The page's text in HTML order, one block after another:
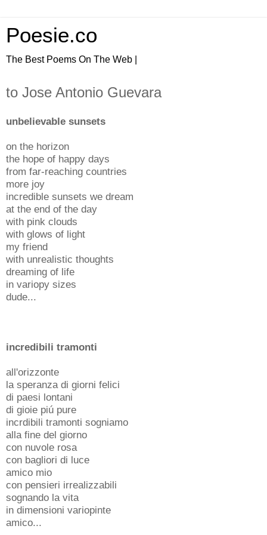
Poesie.co
The Best Poems On The Web |
to Jose Antonio Guevara
unbelievable sunsets
on the horizon
the hope of happy days
from far-reaching countries
more joy
incredible sunsets we dream
at the end of the day
with pink clouds
with glows of light
my friend
with unrealistic thoughts
dreaming of life
in variopy sizes
dude...
incredibili tramonti
all'orizzonte
la speranza di giorni felici
di paesi lontani
di gioie piú pure
incrdibili tramonti sogniamo
alla fine del giorno
con nuvole rosa
con bagliori di luce
amico mio
con pensieri irrealizzabili
sognando la vita
in dimensioni variopinte
amico...